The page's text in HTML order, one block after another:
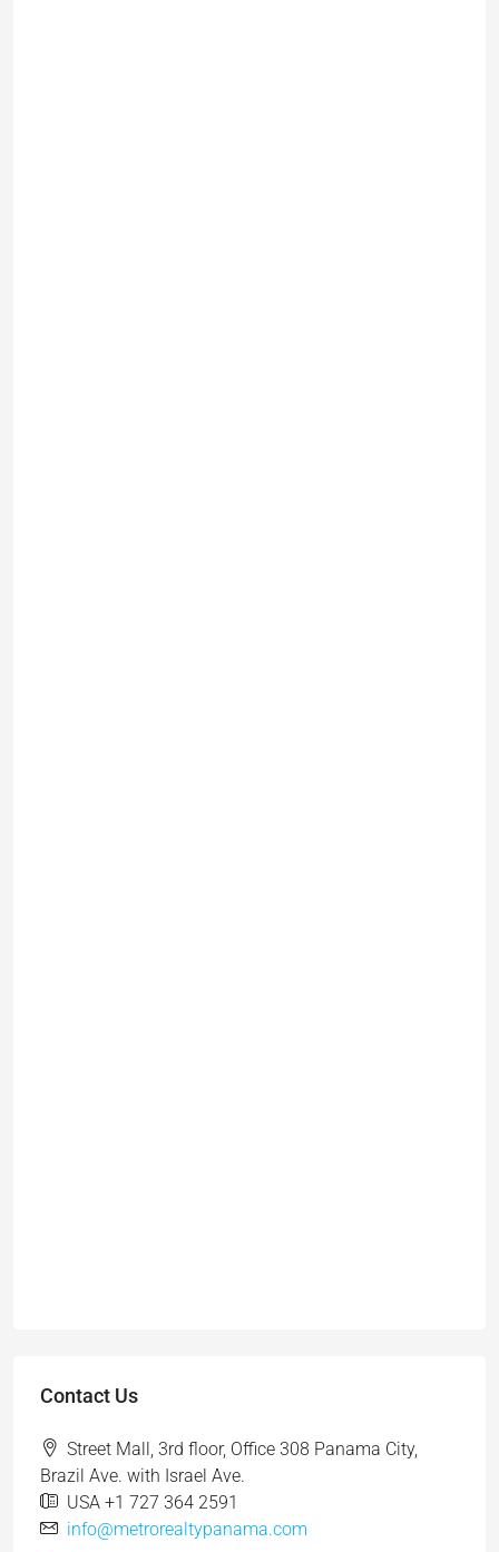
Contact Us
Street Mall, 3rd floor, Office 308 Panama City,
Brazil Ave. with Israel Ave.
USA +1 727 364 2591
info@metrorealtypanama.com